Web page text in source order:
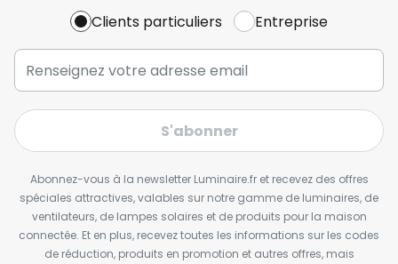
Clients particuliers Entreprise
S'abonner
Abonnez-vous à la newsletter Luminaire.fr et recevez des offres
spéciales attractives, valables sur notre gamme de luminaires, de
ventilateurs, de lampes solaires et de produits pour la maison
connectée. Et en plus, recevez toutes les informations sur les codes
de réduction, produits en promotion et autres offres, mais